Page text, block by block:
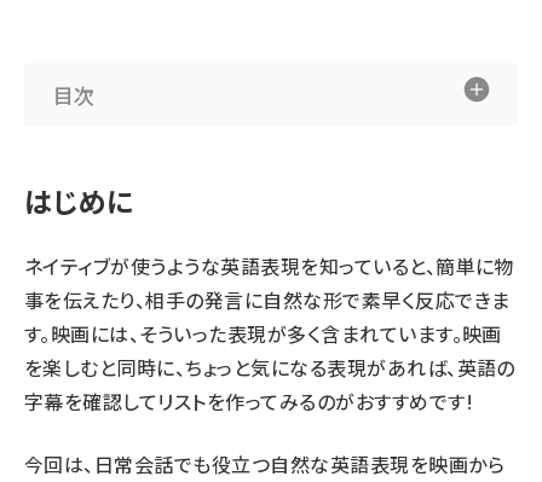
目次
はじめに
ネイティブが使うような英語表現を知っていると、簡単に物
事を伝えたり、相手の発言に自然な形で素早く反応できま
す。映画には、そういった表現が多く含まれています。映画
を楽しむと同時に、ちょっと気になる表現があれば、英語の
字幕を確認してリストを作ってみるのがおすすめです!
今回は、日常会話でも役立つ自然な英語表現を映画から